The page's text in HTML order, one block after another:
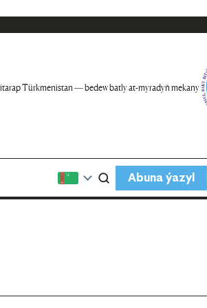
Türkmenistan — bedew batly at-myradyň mekany
Abuna ýazyl